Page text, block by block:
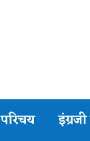
परिचय